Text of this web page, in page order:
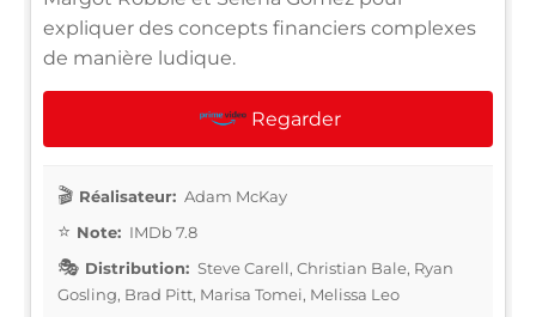
expliquer des concepts financiers complexes
de manière ludique.
Regarder
Réalisateur: Adam McKay
Note: IMDb 7.8
Distribution: Steve Carell, Christian Bale, Ryan
Gosling, Brad Pitt, Marisa Tomei, Melissa Leo